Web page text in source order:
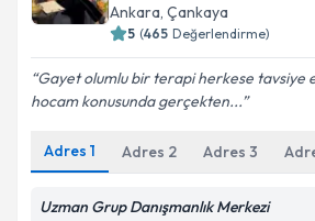
Kişisel verilerimin işlenmesine
Metni'ni okudum ve kişisel
Ankara, Çankaya
5 (465 Değerlendirme)
Gayet olumlu bir terapi herkese tavsiye
hocam konusunda gerçekten...
Adres 1 Adres 2 Adres 3
Uzman Grup Danışmanlık Merkezi